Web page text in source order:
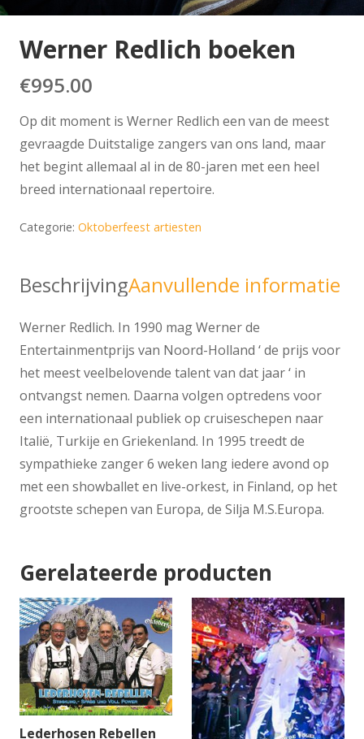
Werner Redlich boeken
€995.00
Op dit moment is Werner Redlich een van de meest
gevraagde Duitstalige zangers van ons land, maar
het begint allemaal al in de 80-jaren met een heel
breed internationaal repertoire.
Categorie: Oktoberfeest artiesten
BeschrijvingAanvullende informatie
Werner Redlich. In 1990 mag Werner de
Entertainmentprijs van Noord-Holland ‘ de prijs voor
het meest veelbelovende talent van dat jaar ‘ in
ontvangst nemen. Daarna volgen optredens voor
een internationaal publiek op cruiseschepen naar
Italië, Turkije en Griekenland. In 1995 treedt de
sympathieke zanger 6 weken lang iedere avond op
met een showballet en live-orkest, in Finland, op het
grootste schepen van Europa, de Silja M.S.Europa.
Gerelateerde producten
Lederhosen Rebellen